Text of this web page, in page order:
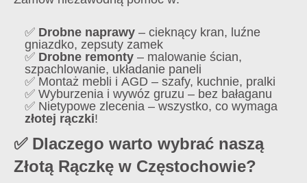
✅ Drobne naprawy – cieknący kran, luźne
gniazdko, zepsuty zamek
✅ Drobne remonty – malowanie ścian,
szpachlowanie, układanie paneli
✅ Montaż mebli i AGD – szafy, kuchnie, pralki
✅ Wyburzenia i wywóz gruzu – bez bałaganu
✅ Nietypowe zlecenia – wszystko, co wymaga
złotej rączki!
✅ Dlaczego warto wybrać naszą
Złotą Rączkę w Częstochowie?